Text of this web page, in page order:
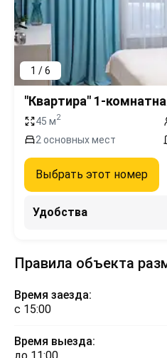
1 / 6
"Квартира" 1-
45 м2
2 основных мест
Выбрать этот номер
Удобства
Правила объекта
Время заезда:
с 15:00
Время выезда: